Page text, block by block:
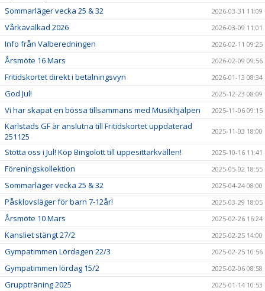
FRITIDSKORTET
Sommarläger vecka 25 & 32 2026-03-31 11:09
Vårkavalkad 2026 2026-03-09 11:01
Info från Valberedningen 2026-02-11 09:25
Årsmöte 16 Mars 2026-02-09 09:56
Fritidskortet direkt i betalningsvyn 2026-01-13 08:34
God Jul! 2025-12-23 08:09
Vi har skapat en bössa tillsammans med Musikhjälpen 2025-11-06 09:15
Karlstads GF är anslutna till Fritidskortet uppdaterad
251125
2025-11-03 18:00
Stötta oss i Jul! Köp Bingolott till uppesittarkvällen! 2025-10-16 11:41
Föreningskollektion 2025-05-02 18:55
Sommarläger vecka 25 & 32 2025-04-24 08:00
Påsklovsläger för barn 7-12år! 2025-03-29 18:05
Årsmöte 10 Mars 2025-02-26 16:24
Kansliet stängt 27/2 2025-02-25 14:00
Gympatimmen Lördagen 22/3 2025-02-25 10:56
Gympatimmen lördag 15/2 2025-02-06 08:58
Gruppträning 2025 2025-01-14 10:53